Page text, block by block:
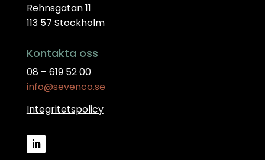
Rehnsgatan 11
113 57 Stockholm
Kontakta oss
08 – 619 52 00
info@sevenco.se
Integritetspolicy